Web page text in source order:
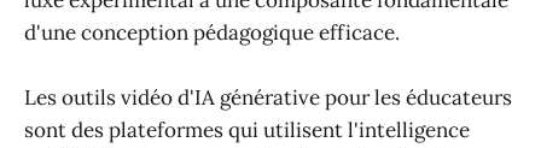
d'une conception pédagogique efficace.
Les outils vidéo d'IA générative pour les éducateurs
sont des plateformes qui utilisent l'intelligence